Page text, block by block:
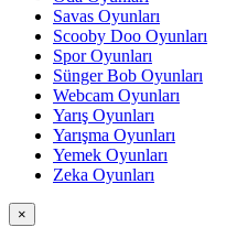
Savas Oyunları
Scooby Doo Oyunları
Spor Oyunları
Sünger Bob Oyunları
Webcam Oyunları
Yarış Oyunları
Yarışma Oyunları
Yemek Oyunları
Zeka Oyunları
×